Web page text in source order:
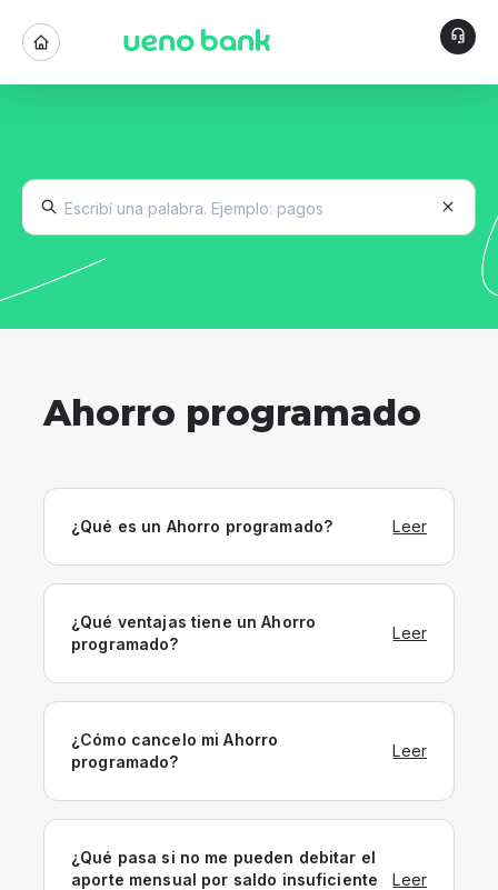
Ahorro programado
¿Qué es un Ahorro programado? Leer
¿Qué ventajas tiene un Ahorro
programado?
Leer
¿Cómo cancelo mi Ahorro
programado?
Leer
¿Qué pasa si no me pueden debitar el
aporte mensual por saldo insuficiente
Leer